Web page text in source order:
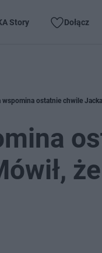
Story Dołącz
wspomina ostatnie chwile